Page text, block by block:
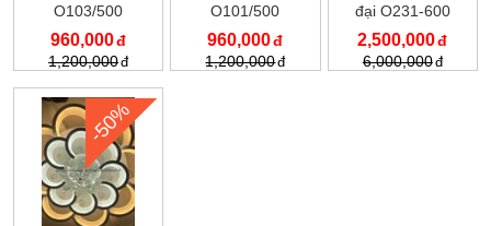
O103/500
960,000
1,200,000
O101/500
960,000
1,200,000
đại O231-600
2,500,000
6,000,000
-50%